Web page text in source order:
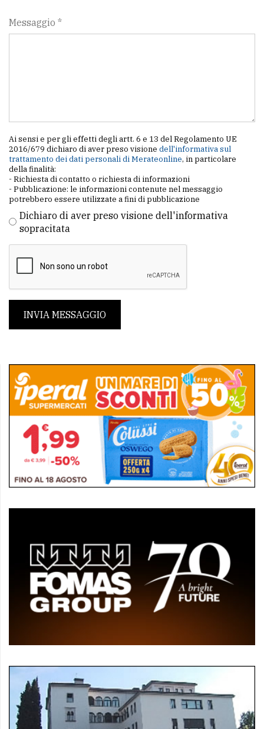
Messaggio *
Ai sensi e per gli effetti degli artt. 6 e 13 del Regolamento UE
2016/679 dichiaro di aver preso visione dell'informativa sul
trattamento dei dati personali di Merateonline, in particolare
della finalità:
- Richiesta di contatto o richiesta di informazioni
- Pubblicazione: le informazioni contenute nel messaggio
potrebbero essere utilizzate a fini di pubblicazione
Dichiaro di aver preso visione dell'informativa
sopracitata
INVIA MESSAGGIO